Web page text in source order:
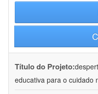
Título do Projeto:
educativa para o cuidado